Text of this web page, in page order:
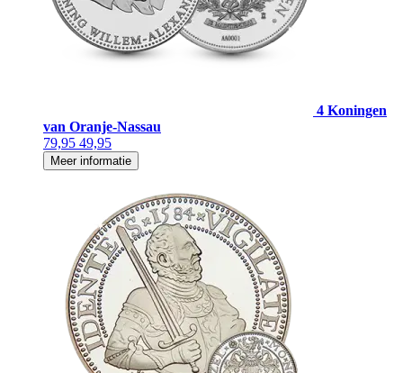
4 Koningen
van Oranje-Nassau
79,95 49,95
Meer informatie